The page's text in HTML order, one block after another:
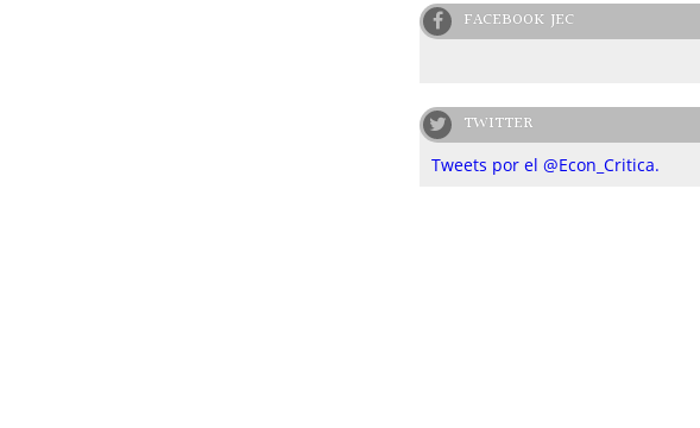
FACEBOOK JEC
TWITTER
Tweets por el @Econ_Critica.